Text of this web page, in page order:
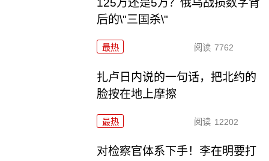
后的\"三国杀\"
最热 阅读 7762
扎卢日内说的一句话，把北约的
脸按在地上摩擦
最热 阅读 12202
对检察官体系下手！李在明要打